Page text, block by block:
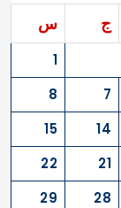
ج س
1
7
8
14
15
21
22
28
29